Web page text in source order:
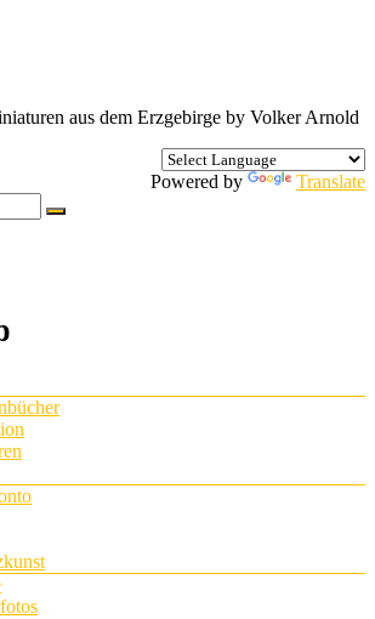
aus dem Erzgebirge by Volker Arnold
Powered by Translate